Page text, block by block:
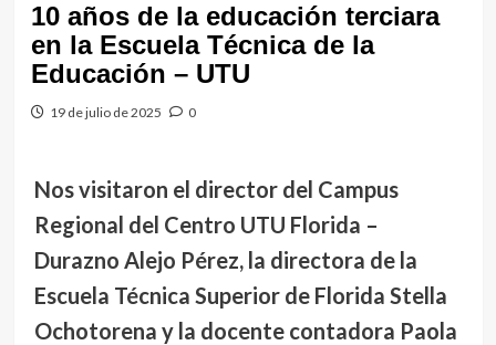
10 años de la educación terciara
en la Escuela Técnica de la
Educación – UTU
19 de julio de 2025 0
Nos visitaron el director del Campus
Regional del Centro UTU Florida –
Durazno Alejo Pérez, la directora de la
Escuela Técnica Superior de Florida Stella
Ochotorena y la docente contadora Paola